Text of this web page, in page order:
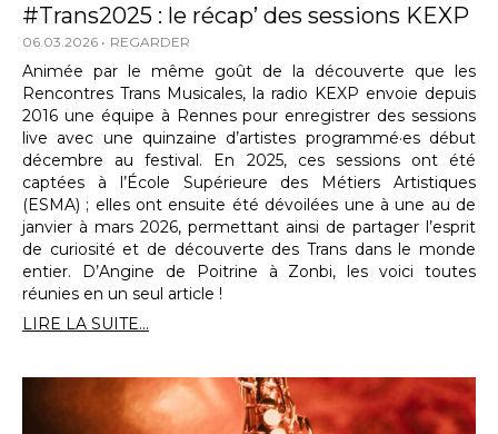
#Trans2025 : le récap’ des sessions KEXP
06.03.2026 REGARDER
Animée par le même goût de la découverte que les
Rencontres Trans Musicales, la radio KEXP envoie depuis
2016 une équipe à Rennes pour enregistrer des sessions
live avec une quinzaine d’artistes programmé·es début
décembre au festival. En 2025, ces sessions ont été
captées à l’École Supérieure des Métiers Artistiques
(ESMA) ; elles ont ensuite été dévoilées une à une au de
janvier à mars 2026, permettant ainsi de partager l’esprit
de curiosité et de découverte des Trans dans le monde
entier. D’Angine de Poitrine à Zonbi, les voici toutes
réunies en un seul article !
LIRE LA SUITE...